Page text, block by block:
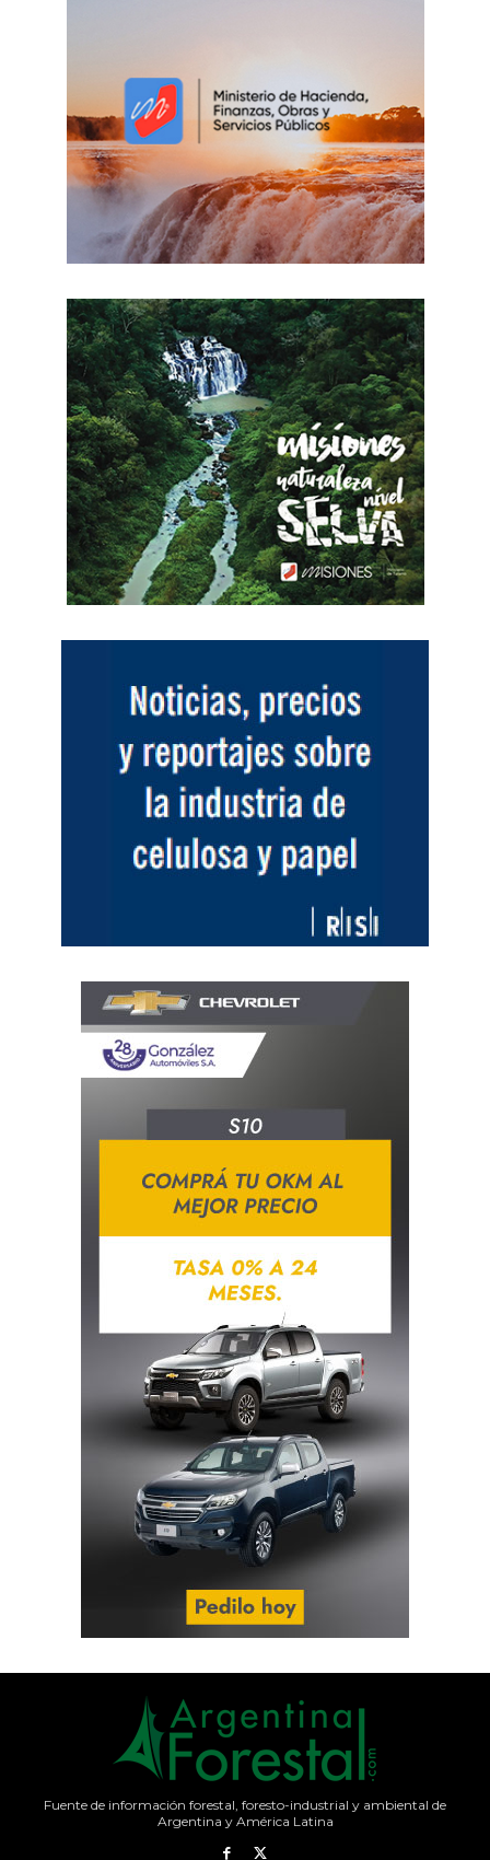
Fuente de información forestal, foresto-industrial y ambiental de
Argentina y América Latina